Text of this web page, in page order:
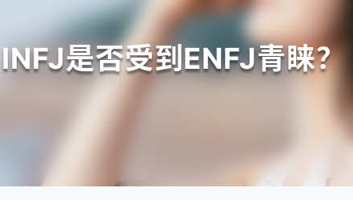
INFJ是否受到ENFJ青睐？